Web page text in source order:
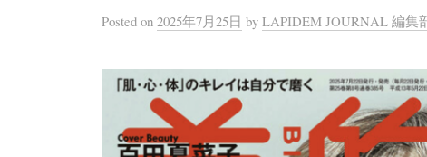
Posted on 2025年7月25日 by LAPIDEM JOURNAL 編集